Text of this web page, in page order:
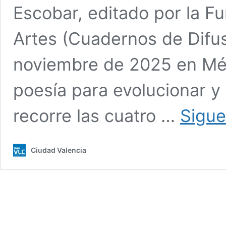
Escobar, editado por la
Artes (Cuadernos de
noviembre de 2025 en
poesía para evolucionar
recorre las cuatro …
Ciudad Valencia